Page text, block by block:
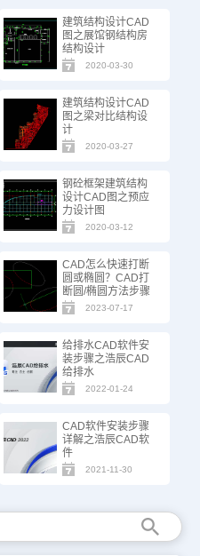
建筑结构设计CAD
图之展馆钢结构房
结构设计
2020-03-30
建筑结构设计CAD
图之梁对比结构设
计
2020-03-27
钢砼框架建筑结构
设计CAD图之预应
力设计图
2020-03-12
CAD怎么快速打断
圆或椭圆？CAD打
断圆/椭圆方法步骤
2023-07-17
给排水CAD软件安
装步骤之浩辰CAD
给排水
2022-01-24
CAD软件安装步骤
详解之浩辰CAD软
件
2021-11-30